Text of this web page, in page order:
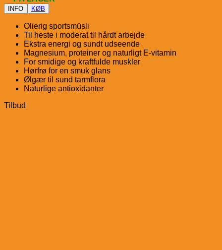
INFO KØB
Olierig sportsmüsli
Til heste i moderat til hårdt arbejde
Ekstra energi og sundt udseende
Magnesium, proteiner og naturligt E-vitamin
For smidige og kraftfulde muskler
Hørfrø for en smuk glans
Ølgær til sund tarmflora
Naturlige antioxidanter
Tilbud